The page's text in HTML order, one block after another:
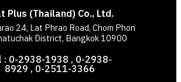
Plus (Thailand) Co., Ltd.
24, Lat Phrao Road, Chom Phon
District, Bangkok 10900
: 0-2938-1938 , 0-2938-
8929 , 0-2511-3366